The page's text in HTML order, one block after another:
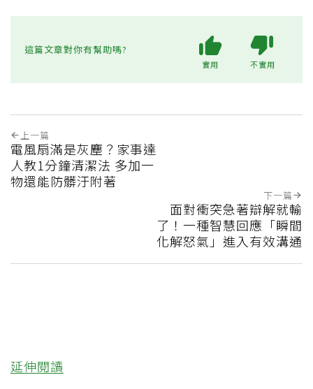
這篇文章對你有幫助嗎?
實用 不實用
上一篇
電風扇滿是灰塵？家事達
人教1分鐘清潔法 多加一
物還能防髒汙附著
下一篇
面對衝突急著辯解就輸
了！一種智慧回應「瞬間
化解怒氣」進入有效溝通
延伸閱讀